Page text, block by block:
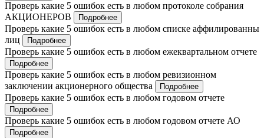
Проверь какие 5 ошибок есть в любом протоколе собрания
АКЦИОНЕРОВ
Подробнее
Проверь какие 5 ошибок есть в любом списке аффилированны
лиц
Подробнее
Проверь какие 5 ошибок есть в любом ежеквартальном отчете
Подробнее
Проверь какие 5 ошибок есть в любом ревизионном
заключении акционерного общества
Подробнее
Проверь какие 5 ошибок есть в любом годовом отчете
Подробнее
Проверь какие 5 ошибок есть в любом годовом отчете АО
Подробнее